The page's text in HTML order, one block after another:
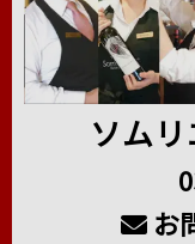
ソム
お